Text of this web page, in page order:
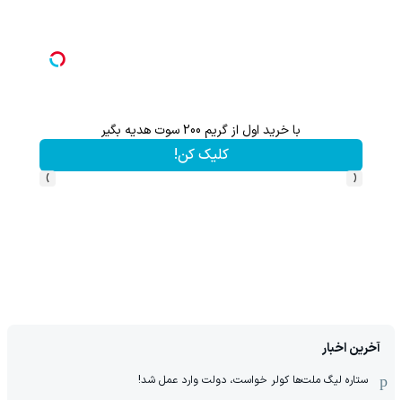
با خرید اول از گریم 200 سوت هدیه بگیر
کلیک کن!
‹
›
آخرین اخبار
ستاره لیگ ملت‌ها کولر خواست، دولت وارد عمل شد!